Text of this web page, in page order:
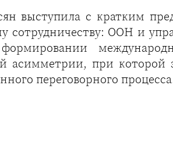
выступила с кратким
сотрудничеству: ООН и
асимметрии, при которой
переговорного